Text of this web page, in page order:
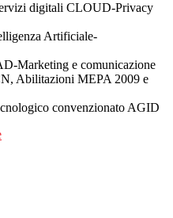
digitali CLOUD-Privacy
Artificiale-
Marketing e comunicazione
Abilitazioni MEPA 2009 e
convenzionato AGID